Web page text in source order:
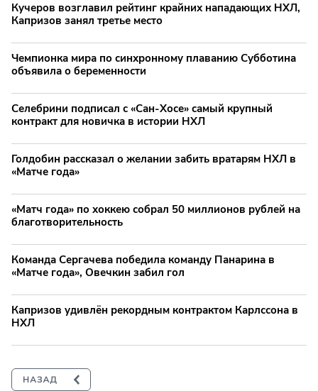
Кучеров возглавил рейтинг крайних нападающих НХЛ,
Капризов занял третье место
Чемпионка мира по синхронному плаванию Субботина
объявила о беременности
Селебрини подписал с «Сан-Хосе» самый крупный
контракт для новичка в истории НХЛ
Голдобин рассказал о желании забить вратарям НХЛ в
«Матче года»
«Матч года» по хоккею собрал 50 миллионов рублей на
благотворительность
Команда Сергачева победила команду Панарина в
«Матче года», Овечкин забил гол
Капризов удивлён рекордным контрактом Карлссона в
НХЛ